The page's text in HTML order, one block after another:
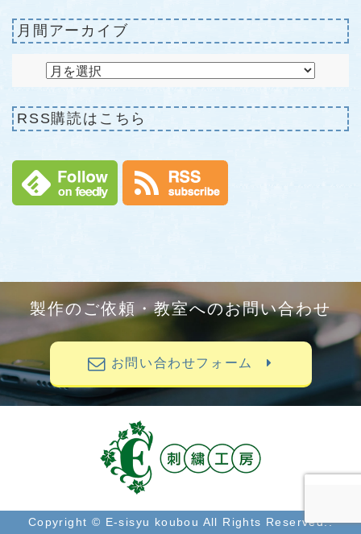
月間アーカイブ
RSS購読はこちら
製作のご依頼・教室へのお問い合わせ
お問い合わせフォーム
Copyright © E-sisyu koubou All Rights Reserved..